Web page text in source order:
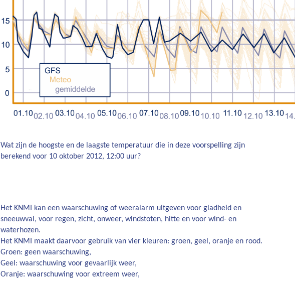
Wat zijn de hoogste en de laagste temperatuur die in deze voorspelling zijn
berekend voor 10 oktober 2012, 12:00 uur?
Het KNMI kan een waarschuwing of weeralarm uitgeven voor gladheid en
sneeuwval, voor regen, zicht, onweer, windstoten, hitte en voor wind- en
waterhozen.
Het KNMI maakt daarvoor gebruik van vier kleuren: groen, geel, oranje en rood.
Groen: geen waarschuwing,
Geel: waarschuwing voor gevaarlijk weer,
Oranje: waarschuwing voor extreem weer,